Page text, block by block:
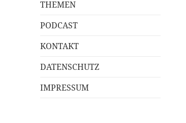
THEMEN
PODCAST
KONTAKT
DATENSCHUTZ
IMPRESSUM